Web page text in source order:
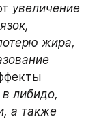
увеличение
жира,
либидо,
а также